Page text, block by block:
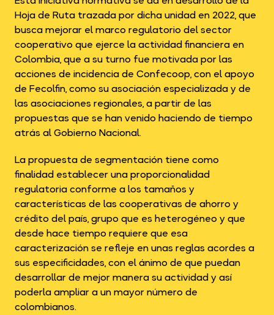
Hoja de Ruta trazada por dicha unidad en 2022, que
busca mejorar el marco regulatorio del sector
cooperativo que ejerce la actividad financiera en
Colombia, que a su turno fue motivada por las
acciones de incidencia de Confecoop, con el apoyo
de Fecolfin, como su asociación especializada y de
las asociaciones regionales, a partir de las
propuestas que se han venido haciendo de tiempo
atrás al Gobierno Nacional.
La propuesta de segmentación tiene como
finalidad establecer una proporcionalidad
regulatoria conforme a los tamaños y
características de las cooperativas de ahorro y
crédito del país, grupo que es heterogéneo y que
desde hace tiempo requiere que esa
caracterización se refleje en unas reglas acordes a
sus especificidades, con el ánimo de que puedan
desarrollar de mejor manera su actividad y así
poderla ampliar a un mayor número de
colombianos.